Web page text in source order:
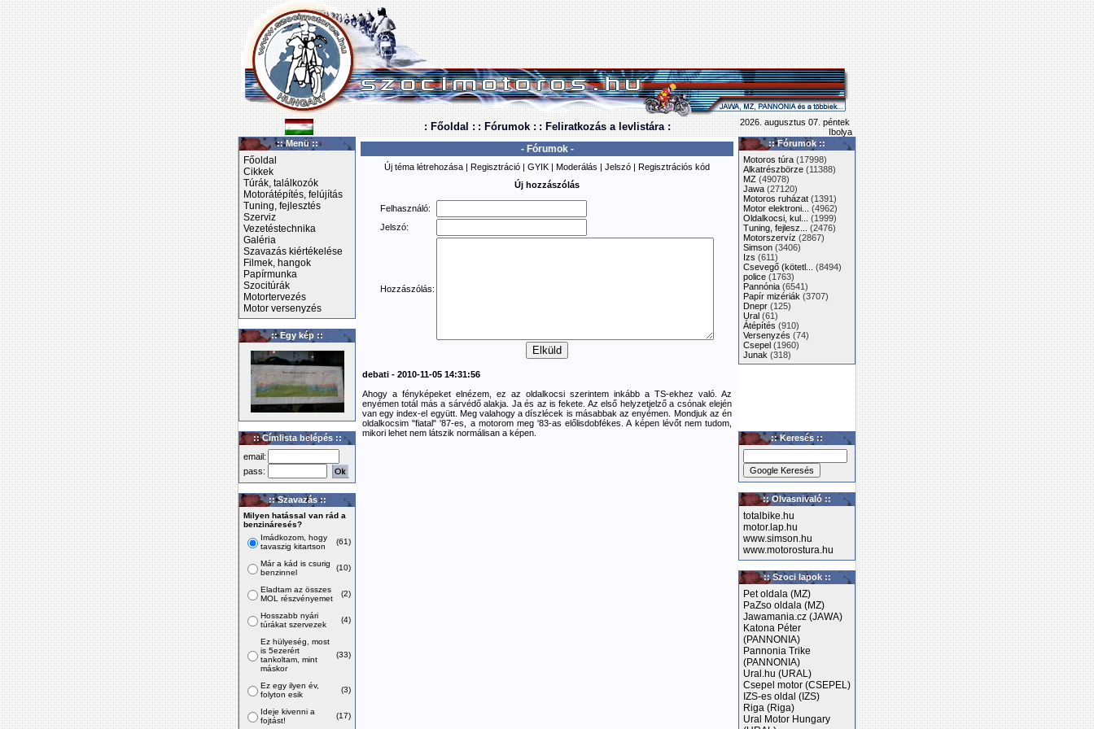
: Főoldal : : Fórumok : : Feliratkozás a levlistára :
2026. augusztus 07. péntek
Ibolya
:: Menü ::
Főoldal
Cikkek
Túrák, találkozók
Motorátépítés, felújítás
Tuning, fejlesztés
Szerviz
Vezetéstechnika
Galéria
Szavazás kiértékelése
Filmek, hangok
Papírmunka
Szocitúrák
Motortervezés
Motor versenyzés
:: Egy kép ::
:: Címlista belépés ::
email:
pass:
:: Szavazás ::
Milyen hatással van rád a
benzináresés?
Imádkozom, hogy
tavaszig kitartson
(61)
Már a kád is csurig
benzinnel
(10)
Eladtam az összes
MOL részvényemet
(2)
Hosszabb nyári
túrákat szervezek
(4)
Ez hülyeség, most
is 5ezerért
tankoltam, mint
máskor
(33)
Ez egy ilyen év,
folyton esik
(3)
Ideje kivenni a
fojtást!
(17)
- Fórumok -
Új téma létrehozása | Regisztráció | GYIK | Moderálás | Jelszó | Regisztrációs kód
Új hozzászólás
Felhasználó:
Jelszó:
Hozzászólás:
debati - 2010-11-05 14:31:56
Ahogy a fényképeket elnézem, ez az oldalkocsi szerintem inkább a TS-ekhez való. Az
enyémen totál más a sárvédő alakja. Ja és az is fekete. Az első helyzetjelző a csónak elején
van egy index-el együtt. Meg valahogy a díszlécek is másabbak az enyémen. Mondjuk az én
oldalkocsim "fiatal" '87-es, a motorom meg '83-as előlisdobfékes. A képen lévőt nem tudom,
mikori lehet nem látszik normálisan a képen.
:: Fórumok ::
Motoros túra (17998)
Alkatrészbörze (11388)
MZ (49078)
Jawa (27120)
Motoros ruházat (1391)
Motor elektroni...
(4962)
Oldalkocsi, kul...
(1999)
Tuning, fejlesz...
(2476)
Motorszervíz (2867)
Simson (3406)
Izs (611)
Csevegő (kötetl...
(8494)
police (1763)
Pannónia (6541)
Papír mizériák (3707)
Dnepr (125)
Ural (61)
Átépítés (910)
Versenyzés (74)
Csepel (1960)
Junak (318)
:: Keresés ::
:: Olvasnivaló ::
totalbike.hu
motor.lap.hu
www.simson.hu
www.motorostura.hu
:: Szoci lapok ::
Pet oldala (MZ)
PaZso oldala (MZ)
Jawamania.cz (JAWA)
Katona Péter
(PANNONIA)
Pannonia Trike
(PANNONIA)
Ural.hu (URAL)
Csepel motor (CSEPEL)
IZS-es oldal (IZS)
Riga (Riga)
Ural Motor Hungary